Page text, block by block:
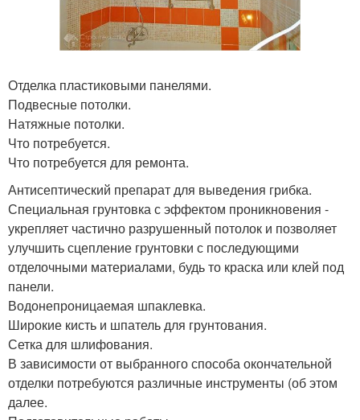
Отделка пластиковыми панелями.
Подвесные потолки.
Натяжные потолки.
Что потребуется.
Что потребуется для ремонта.
Антисептический препарат для выведения грибка.
Специальная грунтовка с эффектом проникновения -
укрепляет частично разрушенный потолок и позволяет
улучшить сцепление грунтовки с последующими
отделочными материалами, будь то краска или клей под
панели.
Водонепроницаемая шпаклевка.
Широкие кисть и шпатель для грунтования.
Сетка для шлифования.
В зависимости от выбранного способа окончательной
отделки потребуются различные инструменты (об этом
далее.